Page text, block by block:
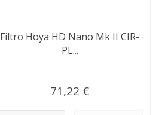
Filtro Hoya HD Nano Mk II CIR-
PL...
71,22 €